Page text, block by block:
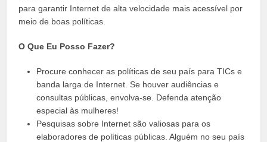
para garantir Internet de alta velocidade mais acessível por
meio de boas políticas.
O Que Eu Posso Fazer?
Procure conhecer as políticas de seu país para TICs e
banda larga de Internet. Se houver audiências e
consultas públicas, envolva-se. Defenda atenção
especial às mulheres!
Pesquisas sobre Internet são valiosas para os
elaboradores de políticas públicas. Alguém no seu país